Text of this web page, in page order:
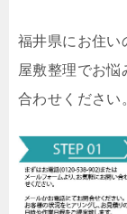
福井県にお住い
屋敷整理でお悩
合わせください